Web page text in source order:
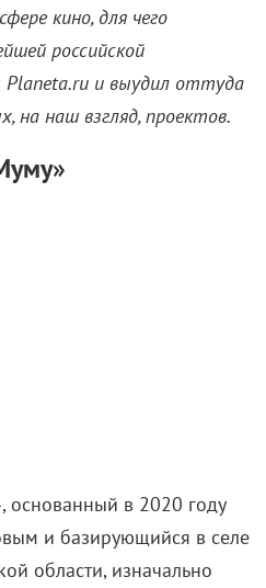
кино, для чего
российской
и выудил оттуда
на наш взгляд, проектов.
основанный в 2020 году
и базирующийся в селе
области, изначально